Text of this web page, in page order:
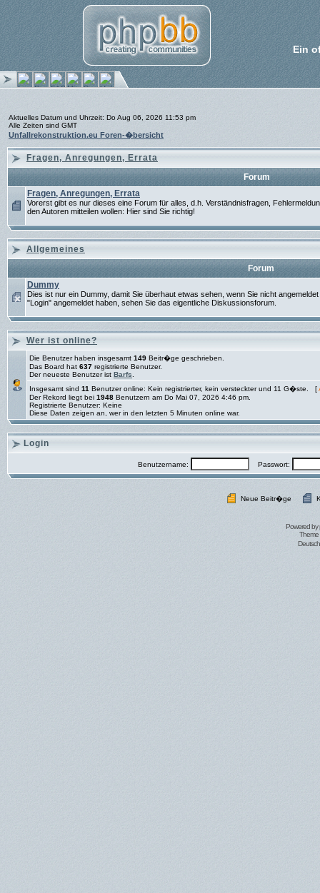
Ein
Aktuelles Datum und Uhrzeit: Do Aug 06, 2026 11:53 pm
Alle Zeiten sind GMT
Unfallrekonstruktion.eu Foren-�bersicht
Fragen, Anregungen, Errata
Forum
Fragen, Anregungen, Errata
Vorerst gibt es nur dieses eine Forum für alles, d.h. Verständnisfragen,
den Autoren mitteilen wollen: Hier sind Sie richtig!
Allgemeines
Forum
Dummy
Dies ist nur ein Dummy, damit Sie überhaut etwas sehen, wenn Sie nicht
"Login" angemeldet haben, sehen Sie das eigentliche Diskussionsforum.
Wer ist online?
Die Benutzer haben insgesamt 149 Beitr�ge geschrieben.
Das Board hat 637 registrierte Benutzer.
Der neueste Benutzer ist Barfs
Insgesamt sind 11 Benutzer online: Kein registrierter, kein versteckter und 11 G�ste. [
Der Rekord liegt bei 1948 Benutzern am Do Mai 07, 2026 4:46 pm.
Registrierte Benutzer: Keine
Diese Daten zeigen an, wer in den letzten 5 Minuten online war.
Login
Benutzername: Passwort:
Neue Beitr�ge
Powered by
Theme